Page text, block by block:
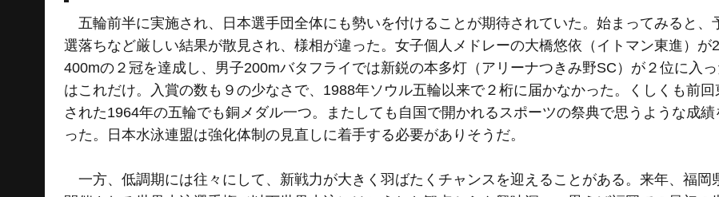
五輪前半に実施され、日本選手団全体にも勢いを付けることが期待されていた。始まってみると、
選落ちなど厳しい結果が散見され、様相が違った。女子個人メドレーの大橋悠依（イトマン東進）が
400mの２冠を達成し、男子200mバタフライでは新鋭の本多灯（アリーナつきみ野SC）が２位に入
はこれだけ。入賞の数も９の少なさで、1988年ソウル五輪以来で２桁に届かなかった。くしくも前
された1964年の五輪でも銅メダル一つ。またしても自国で開かれるスポーツの祭典で思うような成
った。日本水泳連盟は強化体制の見直しに着手する必要がありそうだ。
一方、低調期には往々にして、新戦力が大きく羽ばたくチャンスを迎えることがある。来年、福岡